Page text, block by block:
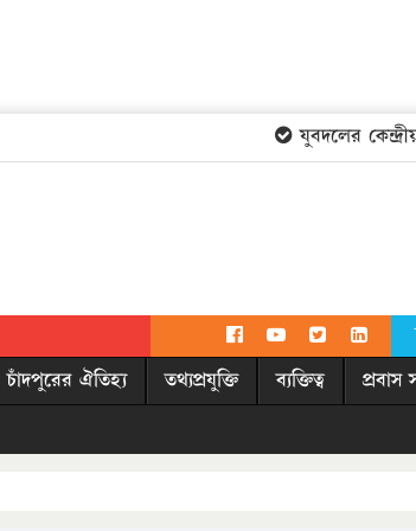
যুবদলের কেন্দ্রীয়
চাঁদপুরের ঐতিহ্য তথ্যপ্রযুক্তি ব্যক্তিত্ব প্রবাস